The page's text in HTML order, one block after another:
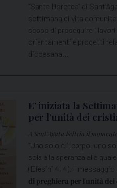
“Santa Dorotea” di
settimana di vita
scopo di proseguire i
orientamenti e progetti
diocesana…
E’ iniziata la
per l’unità dei
A Sant'Agata Feltria il
“Uno solo è il corpo, uno
sola è la speranza alla
(Efesini 4, 4). Il messaggio
𝐝𝐢 𝐩𝐫𝐞𝐠𝐡𝐢𝐞𝐫𝐚 𝐩𝐞𝐫 𝐥’𝐮𝐧𝐢𝐭𝐚̀